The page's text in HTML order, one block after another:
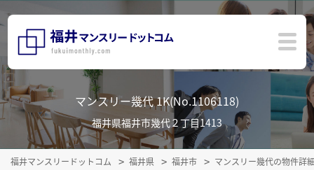
マンスリー幾代 1K(No.1106118)
福井県福井市幾代２丁目1413
福井マンスリードットコム 福井県 福井市 マンスリー幾代の物件詳